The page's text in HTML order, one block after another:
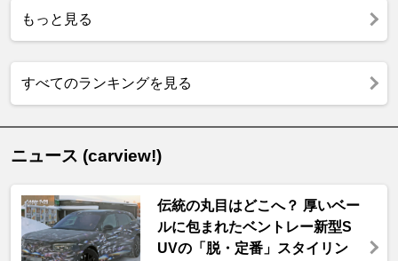
もっと見る
すべてのランキングを見る
ニュース (carview!)
伝統の丸目はどこへ？ 厚いベー
ルに包まれたベントレー新型S
UVの「脱・定番」スタイリン